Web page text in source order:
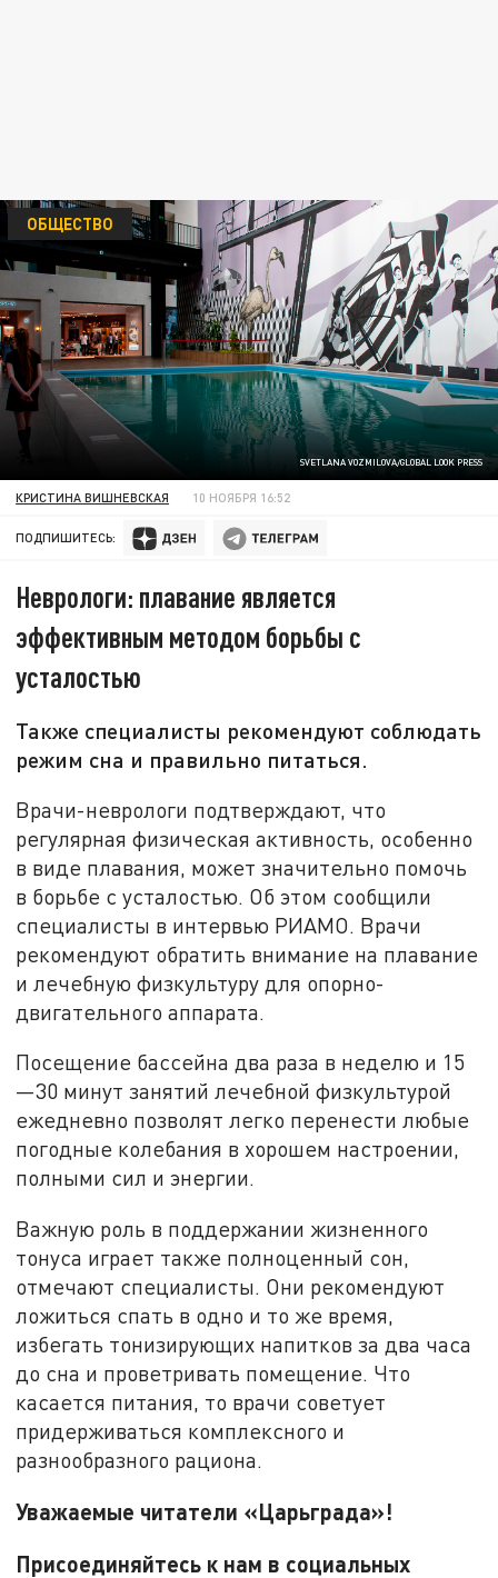
SVETLANA VOZMILOVA/GLOBAL LOOK PRESS
ОБЩЕСТВО
КРИСТИНА ВИШНЕВСКАЯ 10 НОЯБРЯ 16:52
ПОДПИШИТЕСЬ:
Неврологи: плавание является
эффективным методом борьбы с
усталостью
Также специалисты рекомендуют соблюдать
режим сна и правильно питаться.
Врачи-неврологи подтверждают, что
регулярная физическая активность, особенно
в виде плавания, может значительно помочь
в борьбе с усталостью. Об этом сообщили
специалисты в интервью РИАМО. Врачи
рекомендуют обратить внимание на плавание
и лечебную физкультуру для опорно-
двигательного аппарата.
Посещение бассейна два раза в неделю и 15
—30 минут занятий лечебной физкультурой
ежедневно позволят легко перенести любые
погодные колебания в хорошем настроении,
полными сил и энергии.
Важную роль в поддержании жизненного
тонуса играет также полноценный сон,
отмечают специалисты. Они рекомендуют
ложиться спать в одно и то же время,
избегать тонизирующих напитков за два часа
до сна и проветривать помещение. Что
касается питания, то врачи советует
придерживаться комплексного и
разнообразного рациона.
Уважаемые читатели «Царьграда»!
Присоединяйтесь к нам в социальных